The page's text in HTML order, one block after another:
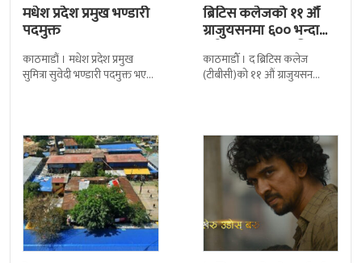
मधेश प्रदेश प्रमुख भण्डारी
पदमुक्त
काठमाडौं । मधेश प्रदेश प्रमुख
सुमित्रा सुवेदी भण्डारी पदमुक्त भएकी
ब्रिटिस कलेजको ११ औँ
ग्राजुयसनमा ६०० भन्दा
बढी ग्राजुयट सम्मानित
काठमाडौँ । द ब्रिटिस कलेज
(टीबीसी)को ११ औं ग्राजुयसन